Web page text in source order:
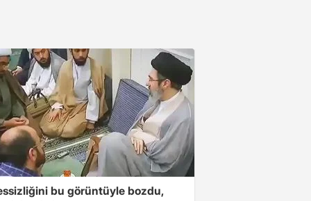
bu görüntüyle bozdu,